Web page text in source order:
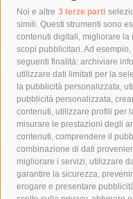
Noi e altre 3 terze parti
simili. Questi strumenti sono
contenuti digitali, migliorare la
scopi pubblicitari. Ad
seguenti finalità: archiviare
utilizzare dati limitati per la
la pubblicità personalizzata,
pubblicità personalizzata,
contenuti, utilizzare profili per
misurare le prestazioni degli
contenuti, comprendere il
combinazione di dati
migliorare i servizi, utilizzare
garantire la sicurezza,
erogare e presentare
Tag
acqua allerta meteo
area marina protetta di
Asl Napoli 3 sud
castellammare di stabia
comune di sorrento
costiera amalfitana
fondazione sorrento
lavori
lorenzo balducelli